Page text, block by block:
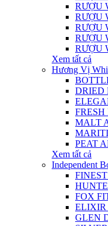
RƯỢU
RƯỢU
RƯỢU
RƯỢU
RƯỢU
Xem tất cả
Hương Vị
DRIED
MALT
PEAT
Xem tất cả
Independent
FOX
ELIXIR
GLEN